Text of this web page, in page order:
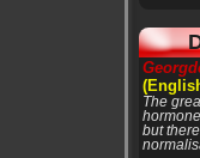
The
but